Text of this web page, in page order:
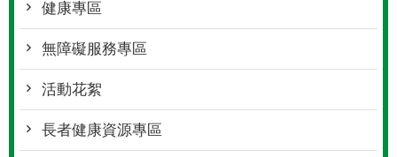
健康專區
無障礙服務專區
活動花絮
長者健康資源專區